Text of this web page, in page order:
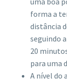
forma a
distância
seguindo a
20
para uma
A nível do